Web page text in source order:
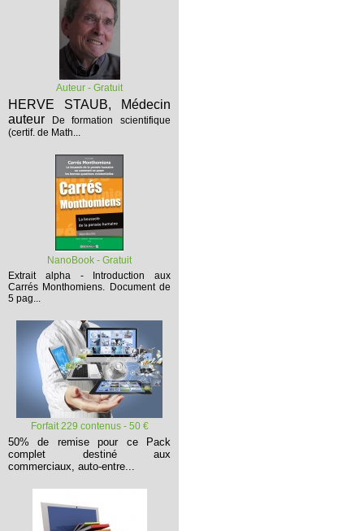
Auteur - Gratuit
HERVE STAUB, Médecin
auteur
De formation scientifique
(certif. de Math...
NanoBook - Gratuit
Extrait alpha - Introduction aux
Carrés Monthomiens. Document de
5 pag...
Forfait 229 contenus - 50 €
50% de remise pour ce Pack
complet destiné aux
commerciaux, auto-entre...